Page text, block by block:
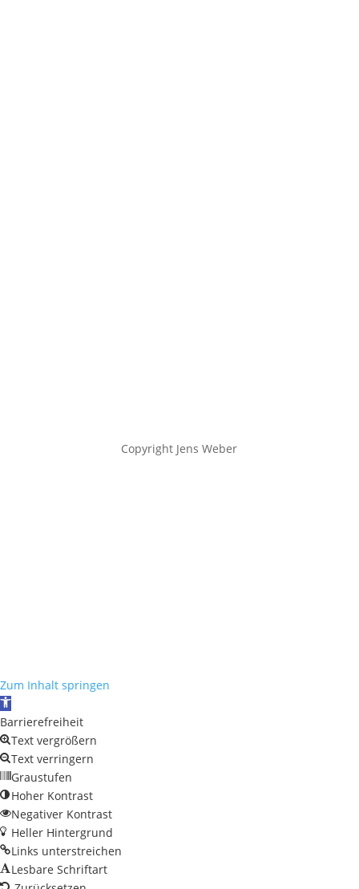
Copyright Jens Weber
Zum Inhalt springen
Werkzeugleiste öffnen
Barrierefreiheit
Text vergrößern
Text verringern
Graustufen
Hoher Kontrast
Negativer Kontrast
Heller Hintergrund
Links unterstreichen
Lesbare Schriftart